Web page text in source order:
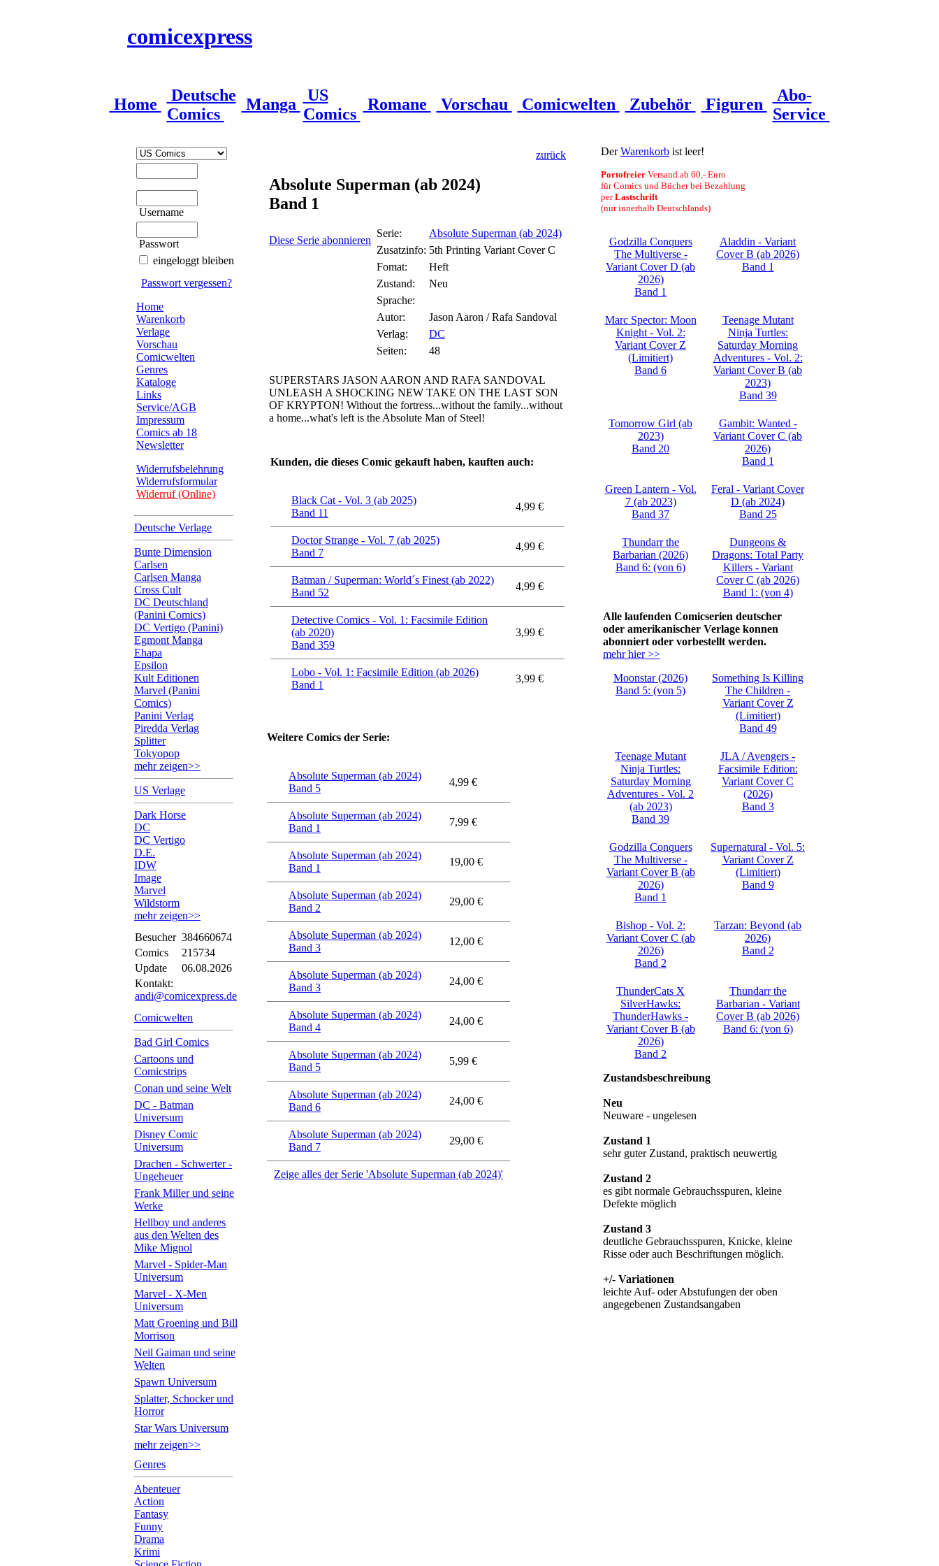
comicexpress
Home
Deutsche
Comics
Manga
US
Comics
Romane Vorschau Comicwelten Zubehör Figuren
Abo-
Service
Username
Passwort
eingeloggt bleiben
Passwort vergessen?
Home
Warenkorb
Verlage
Vorschau
Comicwelten
Genres
Kataloge
Links
Service/AGB
Impressum
Comics ab 18
Newsletter
Widerrufsbelehrung
Widerrufsformular
Widerruf (Online)
Deutsche Verlage
Bunte Dimension
Carlsen
Carlsen Manga
Cross Cult
DC Deutschland
(Panini Comics)
DC Vertigo (Panini)
Egmont Manga
Ehapa
Epsilon
Kult Editionen
Marvel (Panini
Comics)
Panini Verlag
Piredda Verlag
Splitter
Tokyopop
mehr zeigen>>
US Verlage
Dark Horse
DC
DC Vertigo
D.E.
IDW
Image
Marvel
Wildstorm
mehr zeigen>>
Besucher 384660674
Comics
215734
Update
06.08.2026
Kontakt:
andi@comicexpress.de
Comicwelten
Bad Girl Comics
Cartoons und
Comicstrips
Conan und seine Welt
DC - Batman
Universum
Disney Comic
Universum
Drachen - Schwerter -
Ungeheuer
Frank Miller und seine
Werke
Hellboy und anderes
aus den Welten des
Mike Mignol
Marvel - Spider-Man
Universum
Marvel - X-Men
Universum
Matt Groening und Bill
Morrison
Neil Gaiman und seine
Welten
Spawn Universum
Splatter, Schocker und
Horror
Star Wars Universum
mehr zeigen>>
Genres
Abenteuer
Action
Fantasy
Funny
Drama
Krimi
zurück
Absolute Superman (ab 2024)
Band 1
Diese Serie abonnieren
Serie:
Absolute Superman (ab 2024)
Zusatzinfo: 5th Printing Variant Cover C
Fomat:
Heft
Zustand:
Neu
Sprache:
Autor:
Jason Aaron / Rafa Sandoval
Verlag:
DC
Seiten:
48
SUPERSTARS JASON AARON AND RAFA SANDOVAL
UNLEASH A SHOCKING NEW TAKE ON THE LAST SON
OF KRYPTON! Without the fortress...without the family...without
a home...what's left is the Absolute Man of Steel!
Kunden, die dieses Comic gekauft haben, kauften auch:
Black Cat - Vol. 3 (ab 2025)
Band 11
4,99 €
Doctor Strange - Vol. 7 (ab 2025)
Band 7
4,99 €
Batman / Superman: World´s Finest (ab 2022)
Band 52
4,99 €
Detective Comics - Vol. 1: Facsimile Edition
(ab 2020)
Band 359
3,99 €
Lobo - Vol. 1: Facsimile Edition (ab 2026)
Band 1
3,99 €
Weitere Comics der Serie:
Absolute Superman (ab 2024)
Band 5
4,99 €
Absolute Superman (ab 2024)
Band 1
7,99 €
Absolute Superman (ab 2024)
Band 1
19,00 €
Absolute Superman (ab 2024)
Band 2
29,00 €
Absolute Superman (ab 2024)
Band 3
12,00 €
Absolute Superman (ab 2024)
Band 3
24,00 €
Absolute Superman (ab 2024)
Band 4
24,00 €
Absolute Superman (ab 2024)
Band 5
5,99 €
Absolute Superman (ab 2024)
Band 6
24,00 €
Absolute Superman (ab 2024)
Band 7
29,00 €
Zeige alles der Serie 'Absolute Superman (ab 2024)'
DerWarenkorb ist leer!
Portofreier Versand ab 60,- Euro
für Comics und Bücher bei Bezahlung
perLastschrift
(nur innerhalb Deutschlands)
Godzilla Conquers
The Multiverse -
Variant Cover D (ab
2026)
Band 1
Aladdin - Variant
Cover B (ab 2026)
Band 1
Marc Spector: Moon
Knight - Vol. 2:
Variant Cover Z
(Limitiert)
Band 6
Teenage Mutant
Ninja Turtles:
Saturday Morning
Adventures - Vol. 2:
Variant Cover B (ab
2023)
Band 39
Tomorrow Girl (ab
2023)
Band 20
Gambit: Wanted -
Variant Cover C (ab
2026)
Band 1
Green Lantern - Vol.
7 (ab 2023)
Band 37
Feral - Variant Cover
D (ab 2024)
Band 25
Thundarr the
Barbarian (2026)
Band 6: (von 6)
Dungeons &
Dragons: Total Party
Killers - Variant
Cover C (ab 2026)
Band 1: (von 4)
Alle laufenden Comicserien deutscher
oder amerikanischer Verlage konnen
abonniert oder vorbestellt werden.
mehr hier >>
Moonstar (2026)
Band 5: (von 5)
Something Is Killing
The Children -
Variant Cover Z
(Limitiert)
Band 49
Teenage Mutant
Ninja Turtles:
Saturday Morning
Adventures - Vol. 2
(ab 2023)
Band 39
JLA / Avengers -
Facsimile Edition:
Variant Cover C
(2026)
Band 3
Godzilla Conquers
The Multiverse -
Variant Cover B (ab
2026)
Band 1
Supernatural - Vol. 5:
Variant Cover Z
(Limitiert)
Band 9
Bishop - Vol. 2:
Variant Cover C (ab
2026)
Band 2
Tarzan: Beyond (ab
2026)
Band 2
ThunderCats X
SilverHawks:
ThunderHawks -
Variant Cover B (ab
2026)
Band 2
Thundarr the
Barbarian - Variant
Cover B (ab 2026)
Band 6: (von 6)
Zustandsbeschreibung
Neu
Neuware - ungelesen
Zustand 1
sehr guter Zustand, praktisch neuwertig
Zustand 2
es gibt normale Gebrauchsspuren, kleine
Defekte möglich
Zustand 3
deutliche Gebrauchsspuren, Knicke, kleine
Risse oder auch Beschriftungen möglich.
+/- Variationen
leichte Auf- oder Abstufungen der oben
angegebenen Zustandsangaben